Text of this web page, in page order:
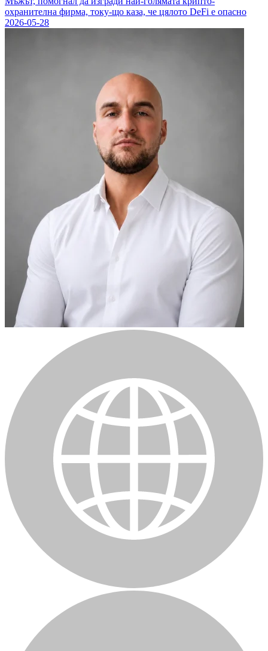
охранителна фирма, току-що каза, че цялото DeFi е опасно
2026-05-28